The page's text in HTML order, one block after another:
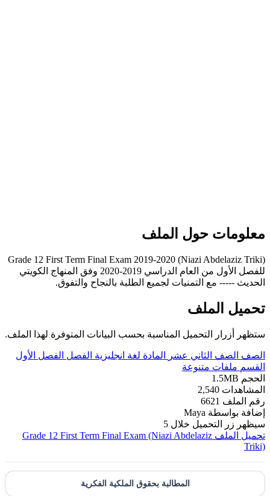
معلومات حول الملف
Grade 12 First Term Final Exam 2019-2020 (Niazi Abdelaziz Triki)
للفصل الأول من العام الدراسي 2019-2020 وفق المنهاج الكويتي
الحديث ----- مع التمنيات لجميع الطلبة بالنجاح والتفوق.
تحميل الملف
ستظهر أزرار التحميل المناسبة بحسب البيانات المتوفرة لهذا الملف.
الصف الصف الثاني عشر المادة لغة انجليزية الفصل
الفصل الأول
القسم ملفات متنوعة
الحجم 1.5MB
المشاهدات 2,540
رقم الملف 6621
إضافة بواسطة Maya
سيظهر زر التحميل خلال 5
تحميل الملف Grade 12 First Term Final Exam (Niazi Abdelaziz
Triki)
المطالبة بحقوق الملكية الفكرية